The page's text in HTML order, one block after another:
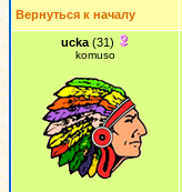
Вернуться к началу
ucka (31)
komuso